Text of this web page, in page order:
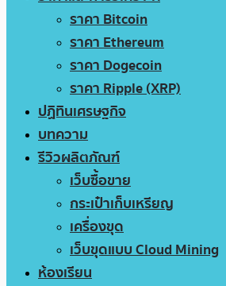
ราคา Bitcoin
ราคา Ethereum
ราคา Dogecoin
ราคา Ripple (XRP)
ปฏิทินเศรษฐกิจ
บทความ
รีวิวผลิตภัณฑ์
เว็บซื้อขาย
กระเป๋าเก็บเหรียญ
เครื่องขุด
เว็บขุดแบบ Cloud Mining
ห้องเรียน